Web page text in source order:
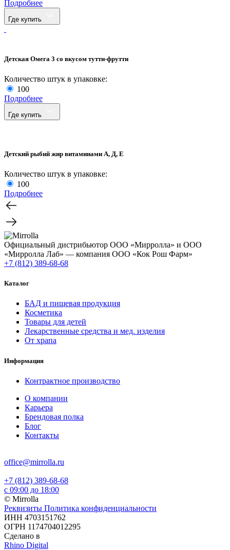
Подробнее
Где купить
Детская Омега 3 со вкусом тутти-фрутти
Количество штук в упаковке:
100
Подробнее
Где купить
Детский рыбий жир витаминами А, Д, Е
Количество штук в упаковке:
100
Подробнее
Официальный дистрибьютор ООО «Мирролла» и ООО
«Мирролла Лаб» — компания ООО «Кок Рош Фарм»
+7 (812) 389-68-68
Каталог
БАД и пищевая продукция
Косметика
Товары для детей
Лекарственные средства и мед. изделия
От храпа
Информация
Контрактное производство
О компании
Карьера
Брендовая полка
Блог
Контакты
office@mirrolla.ru
+7 (812) 389-68-68
с 09:00 до 18:00
© Mirrolla
Реквизиты Политика конфиденциальности
ИНН 4703151762
ОГРН 1174704012295
Сделано в
Rhino Digital